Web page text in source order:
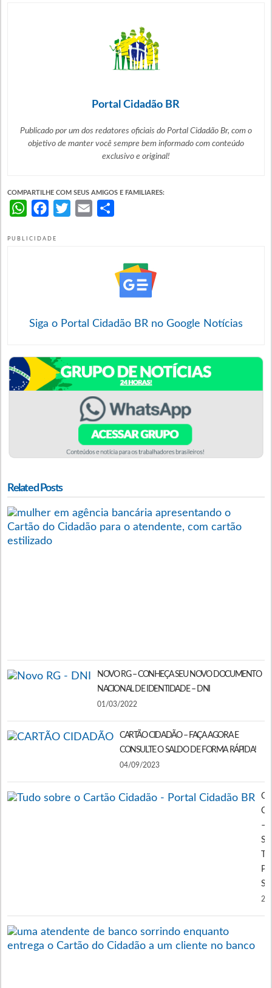
Portal Cidadão BR
Publicado por um dos redatores oficiais do Portal Cidadão Br, com o
objetivo de manter você sempre bem informado comconteúdo
exclusivo e original!
COMPARTILHE COM SEUS AMIGOS E FAMILIARES:
WhatsAppFacebookTwitterEmail
PUBLICIDADE
Siga o Portal Cidadão BR no Google Notícias
Related Posts
NOVO RG – CONHEÇA SEU NOVO DOCUMENTO
NACIONAL DE IDENTIDADE – DNI
01/03/2022
CARTÃO CIDADÃO – FAÇA AGORA E
CONSULTE O SALDO DE FORMA RÁPIDA!
04/09/2023
–